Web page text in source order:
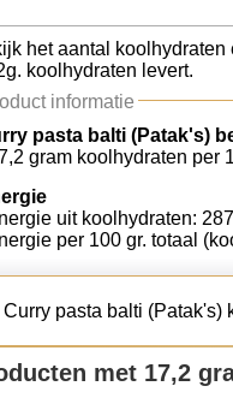
het aantal
koolhydraten levert.
informatie
pasta balti (Patak's)
gram koolhydraten per
uit koolhydraten:
per 100 gr. totaal
Curry pasta balti (Patak's)
met 17,2